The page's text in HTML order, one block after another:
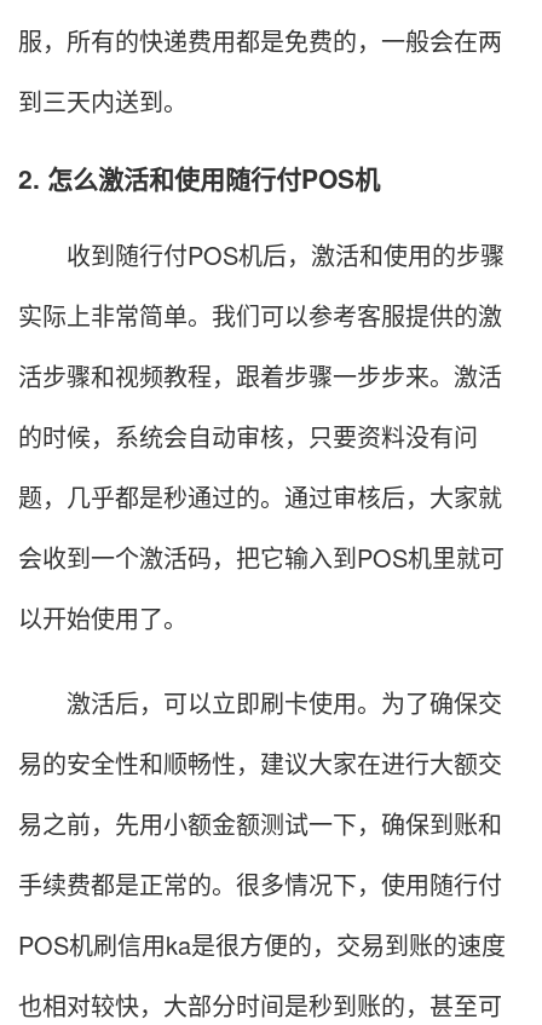
服，所有的快递费用都是免费的，一般会在两
到三天内送到。
2. 怎么激活和使用随行付POS机
收到随行付POS机后，激活和使用的步骤
实际上非常简单。我们可以参考客服提供的激
活步骤和视频教程，跟着步骤一步步来。激活
的时候，系统会自动审核，只要资料没有问
题，几乎都是秒通过的。通过审核后，大家就
会收到一个激活码，把它输入到POS机里就可
以开始使用了。
激活后，可以立即刷卡使用。为了确保交
易的安全性和顺畅性，建议大家在进行大额交
易之前，先用小额金额测试一下，确保到账和
手续费都是正常的。很多情况下，使用随行付
POS机刷信用ka是很方便的，交易到账的速度
也相对较快，大部分时间是秒到账的，甚至可